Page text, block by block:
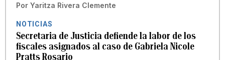
Por Yaritza Rivera Clemente
NOTICIAS
Secretaria de Justicia defiende la labor de los
fiscales asignados al caso de Gabriela Nicole
Pratts Rosario